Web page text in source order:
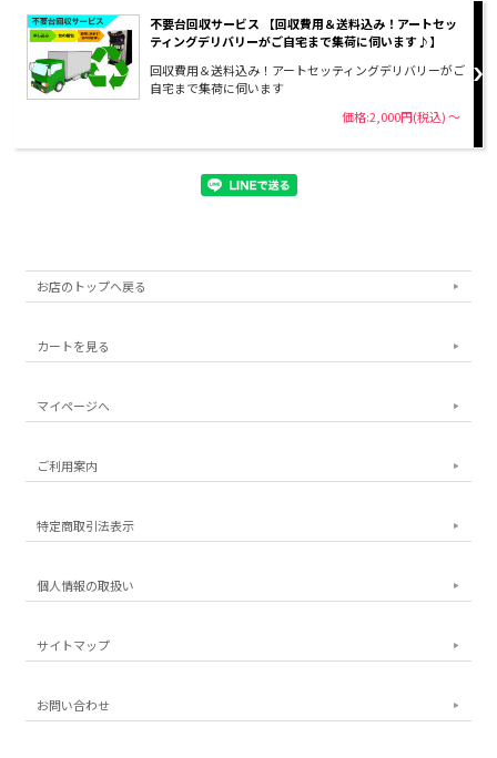
不要台回収サービス 【回収費用＆送料込み！アートセッ
ティングデリバリーがご自宅まで集荷に伺います♪】
回収費用＆送料込み！アートセッティングデリバリーがご
自宅まで集荷に伺います
価格:2,000円(税込)～
お店のトップへ戻る
カートを見る
マイページへ
ご利用案内
特定商取引法表示
個人情報の取扱い
サイトマップ
お問い合わせ